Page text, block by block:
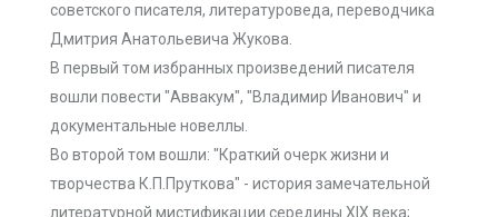
советского писателя, литературоведа, переводчика
Дмитрия Анатольевича Жукова.
В первый том избранных произведений писателя
вошли повести "Аввакум", "Владимир Иванович" и
документальные новеллы.
Во второй том вошли: "Краткий очерк жизни и
творчества К.П.Пруткова" - история замечательной
литературной мистификации середины XIX века;